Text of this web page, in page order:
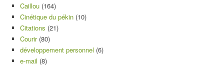
Caillou (164)
Cinétique du pékin (10)
Citations (21)
Courir(80)
développement personnel (6)
e-mail (8)